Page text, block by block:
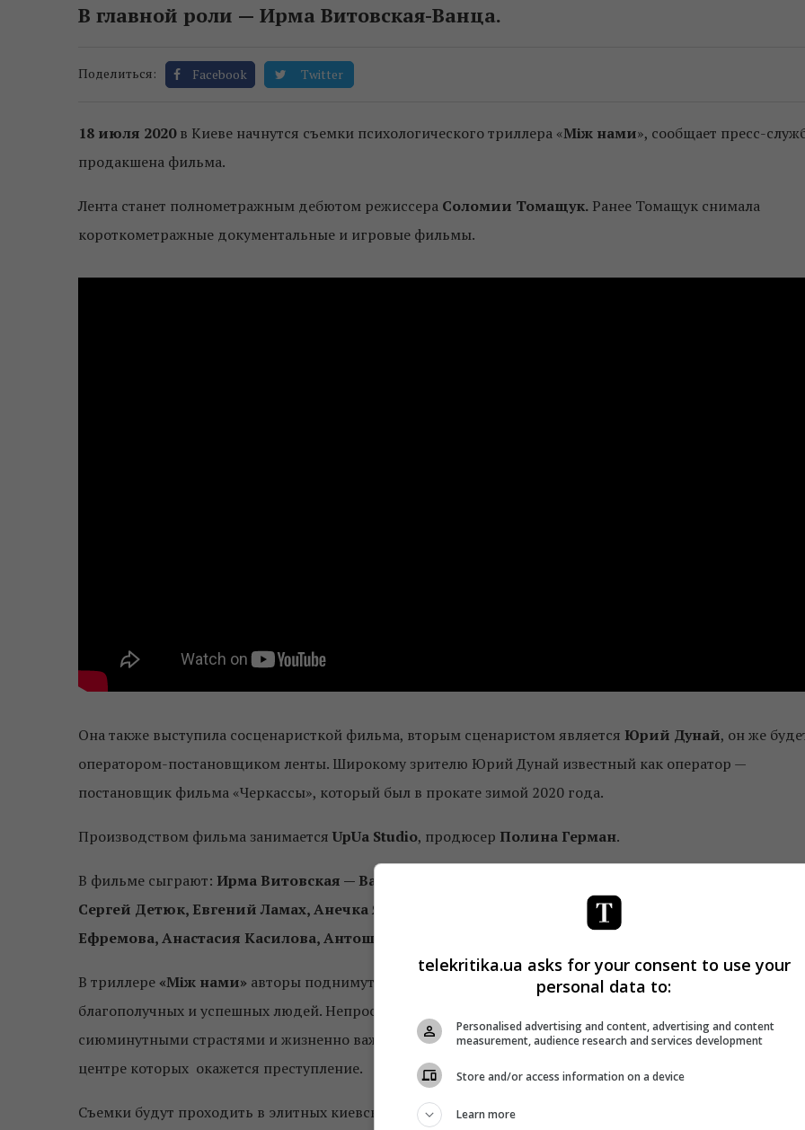
В главной роли — Ирма Витовская-Ванца.
Поделиться: Facebook Twitter
18 июля 2020в Киеве начнутся съемки психологического триллера «Між нами», сообщает пресс-
продакшена фильма.
Лента станет полнометражным дебютом режиссера Соломии Томащук. Ранее Томащук снимала
короткометражные документальные и игровые фильмы.
Она также выступила сосценаристкой фильма, вторым сценаристом является Юрий Дунай, он же
оператором-постановщиком ленты. Широкому зрителю Юрий Дунай известный как оператор —
постановщик фильма «Черкассы», который был в прокате зимой 2020 года.
Производством фильма занимается UpUa Studio, продюсер Полина Герман.
В фильме сыграют: Ирма Витовская — Ванца, Анастасия Пустовит, Дмитрий Сова,
Сергей Детюк, Евгений Ламах, Анечка Ярмоленко, Петр Пастухов, Андрей Саминин, Наталья
Ефремова, Анастасия Касилова, Антоша Байбаков
В триллере «Між нами» авторы поднимут тему сложностей семейных взаимоотношений у
благополучных и успешных людей. Непростой выбор между дружбой, любовью, порядочностью,
сиюминутными страстями и жизненно важными приоритетами опутает героев клубком проблем, в
центре которых окажется преступление.
Съемки будут проходить в элитных киевских новостройках, частной клинике, ночных клубах, ресторанах
telekritika.ua asks for your consent to use your
personal data to:
Personalised advertising and content, advertising and content
measurement, audience research and services development
Store and/or access information on a device
Learn more